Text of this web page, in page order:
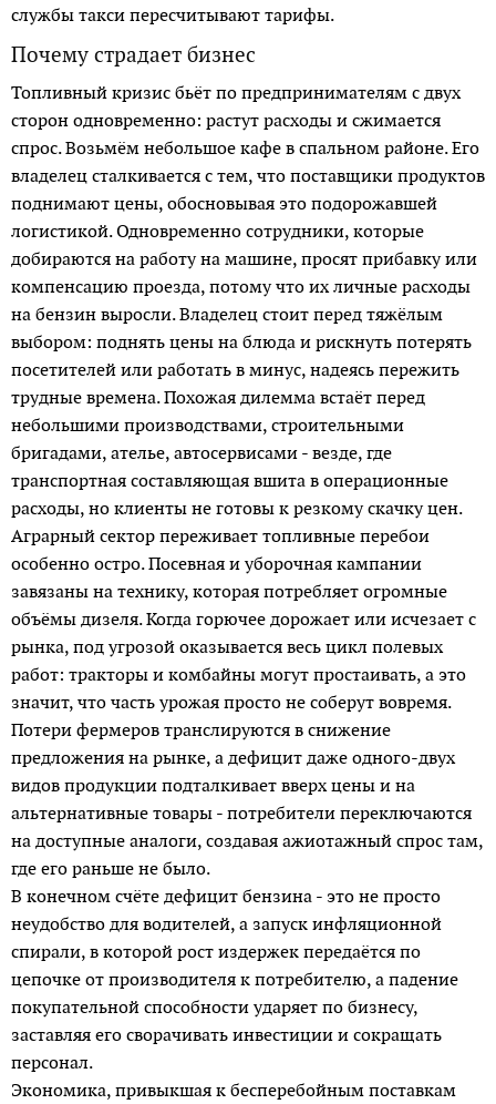
службы такси пересчитывают тарифы.
Почему страдает бизнес
Топливный кризис бьёт по предпринимателям с двух
сторон одновременно: растут расходы и сжимается
спрос. Возьмём небольшое кафе в спальном районе. Его
владелец сталкивается с тем, что поставщики продуктов
поднимают цены, обосновывая это подорожавшей
логистикой. Одновременно сотрудники, которые
добираются на работу на машине, просят прибавку или
компенсацию проезда, потому что их личные расходы
на бензин выросли. Владелец стоит перед тяжёлым
выбором: поднять цены на блюда и рискнуть потерять
посетителей или работать в минус, надеясь пережить
трудные времена. Похожая дилемма встаёт перед
небольшими производствами, строительными
бригадами, ателье, автосервисами - везде, где
транспортная составляющая вшита в операционные
расходы, но клиенты не готовы к резкому скачку цен.
Аграрный сектор переживает топливные перебои
особенно остро. Посевная и уборочная кампании
завязаны на технику, которая потребляет огромные
объёмы дизеля. Когда горючее дорожает или исчезает с
рынка, под угрозой оказывается весь цикл полевых
работ: тракторы и комбайны могут простаивать, а это
значит, что часть урожая просто не соберут вовремя.
Потери фермеров транслируются в снижение
предложения на рынке, а дефицит даже одного-двух
видов продукции подталкивает вверх цены и на
альтернативные товары - потребители переключаются
на доступные аналоги, создавая ажиотажный спрос там,
где его раньше не было.
В конечном счёте дефицит бензина - это не просто
неудобство для водителей, а запуск инфляционной
спирали, в которой рост издержек передаётся по
цепочке от производителя к потребителю, а падение
покупательной способности ударяет по бизнесу,
заставляя его сворачивать инвестиции и сокращать
персонал.
Экономика, привыкшая к бесперебойным поставкам